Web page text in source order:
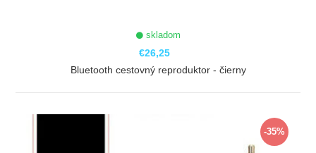
skladom
€26,25
Bluetooth cestovný reproduktor - čierny
-35%